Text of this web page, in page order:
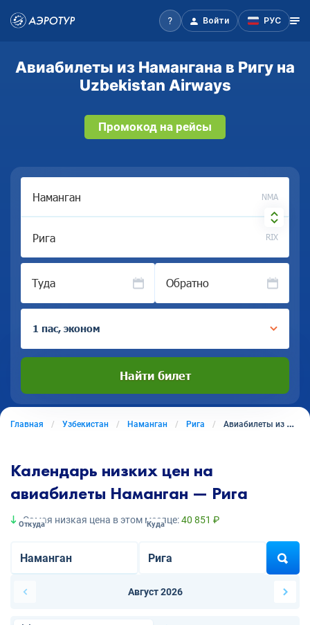
Войти РУС
Авиабилеты из Намангана в Ригу на
Uzbekistan Airways
Промокод на рейсы
NMA
RIX
Туда Обратно
1 пас, эконом
Найти билет
Главная Узбекистан Наманган Рига Авиабилеты из Намангана в Ригу
Календарь низких цен на
авиабилеты Наманган — Рига
Самая низкая цена в этом месяце:40 851 ₽
Откуда Куда
Август 2026